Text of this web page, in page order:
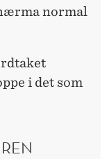
normal
i det som